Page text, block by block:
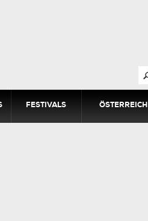
FESTIVALS ÖSTERREICH